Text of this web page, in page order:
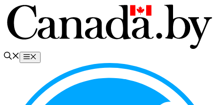
Перейти
содержимому
Меню